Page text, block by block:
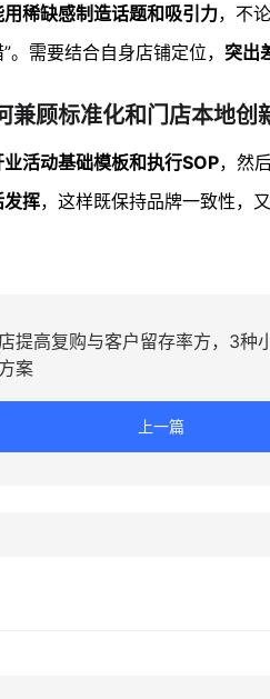
稀缺感制造话题和吸引力，不
。需要结合自身店铺定位， 突出
兼顾标准化和门店本地创
业活动基础模板和执行SOP，然
发挥，这样既保持品牌一致性，
提高复购与客户留存率方，3种
案
上一篇